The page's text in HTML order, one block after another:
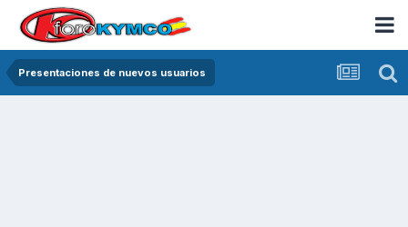
Presentaciones de nuevos usuarios